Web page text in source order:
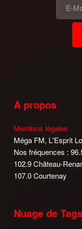
A propos
Mentions légales
Méga FM, L'Esprit
Nos fréquences :
102.9 Château-
107.0 Courtenay
Nuage de Tags